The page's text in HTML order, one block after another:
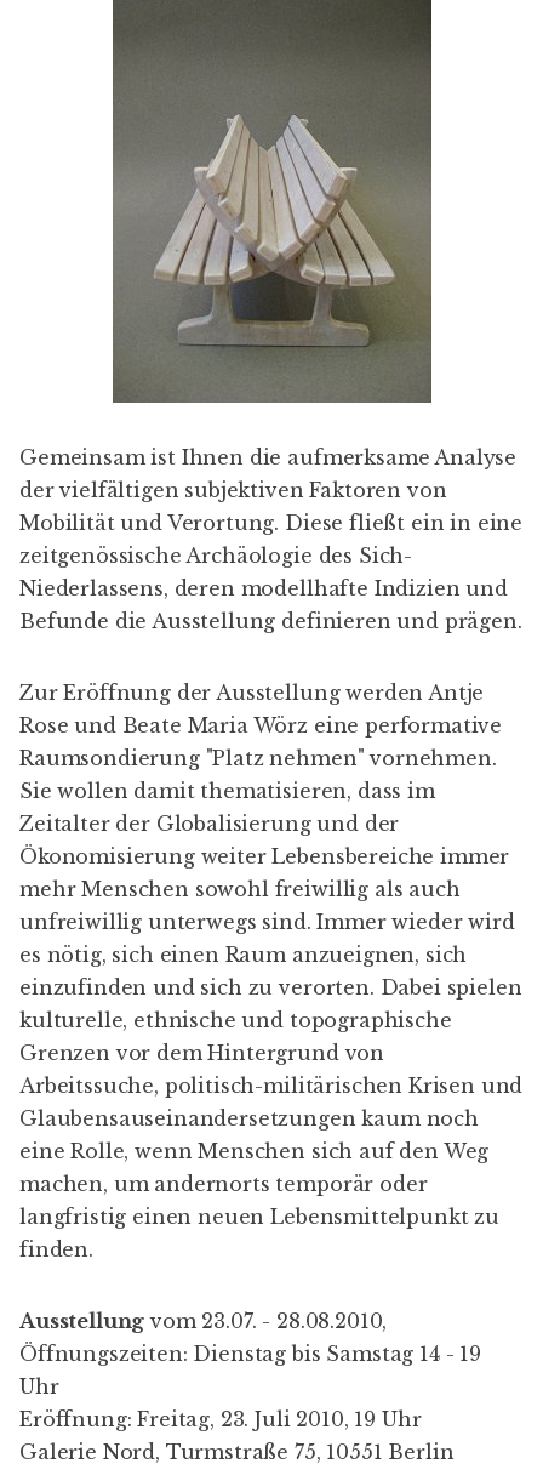
Gemeinsam ist Ihnen die aufmerksame Analyse
der vielfältigen subjektiven Faktoren von
Mobilität und Verortung. Diese fließt ein in eine
zeitgenössische Archäologie des Sich-
Niederlassens, deren modellhafte Indizien und
Befunde die Ausstellung definieren und prägen.
Zur Eröffnung der Ausstellung werden Antje
Rose und Beate Maria Wörz eine performative
Raumsondierung "Platz nehmen" vornehmen.
Sie wollen damit thematisieren, dass im
Zeitalter der Globalisierung und der
Ökonomisierung weiter Lebensbereiche immer
mehr Menschen sowohl freiwillig als auch
unfreiwillig unterwegs sind. Immer wieder wird
es nötig, sich einen Raum anzueignen, sich
einzufinden und sich zu verorten. Dabei spielen
kulturelle, ethnische und topographische
Grenzen vor dem Hintergrund von
Arbeitssuche, politisch-militärischen Krisen und
Glaubensauseinandersetzungen kaum noch
eine Rolle, wenn Menschen sich auf den Weg
machen, um andernorts temporär oder
langfristig einen neuen Lebensmittelpunkt zu
finden.
Ausstellung vom 23.07. - 28.08.2010,
Öffnungszeiten: Dienstag bis Samstag 14 - 19
Uhr
Eröffnung: Freitag, 23. Juli 2010, 19 Uhr
Galerie Nord, Turmstraße 75, 10551 Berlin